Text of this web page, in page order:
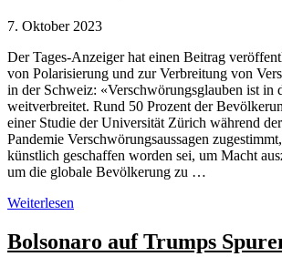
7. Oktober 2023
Der Tages-Anzeiger hat einen Beitrag
von Polarisierung und zur Verbreitung von
in der Schweiz: «Verschwörungsglauben ist in
weitverbreitet. Rund 50 Prozent der
einer Studie der Universität Zürich während der
Pandemie Verschwörungsaussagen
künstlich geschaffen worden sei, um Macht
um die globale Bevölkerung zu …
Umfragen
Verschwörungstheorien
in
Weiterlesen
Bolsonaro auf Trumps